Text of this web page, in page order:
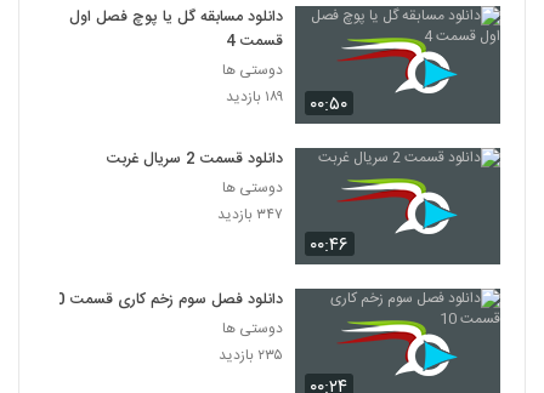
۰۰:۵۰
دانلود مسابقه گل یا پوچ فصل اول
قسمت 4
دوستی ها
۱۸۹ بازدید
۰۰:۴۶
دانلود قسمت 2 سریال غربت
دوستی ها
۳۴۷ بازدید
۰۰:۲۴
دانلود فصل سوم زخم کاری قسمت 10
دوستی ها
۲۳۵ بازدید